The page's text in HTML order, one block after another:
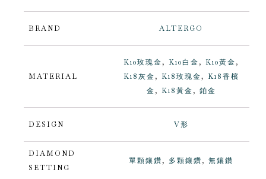
BRAND ALTERGO
MATERIAL
K10玫瑰金, K10白金, K10黃金,
K18灰金, K18玫瑰金, K18香檳
金, K18黃金, 鉑金
DESIGN V形
DIAMOND
SETTING
單顆鑲鑽, 多顆鑲鑽, 無鑲鑽